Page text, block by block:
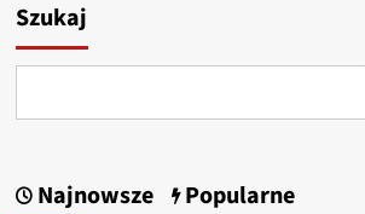
Szukaj
Najnowsze Popularne